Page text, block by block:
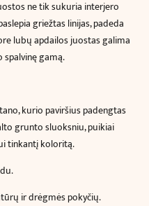
ne tik sukuria interjero
griežtas linijas, padeda
lubų apdailos juostas galima
gamą.
kurio paviršius padengtas
grunto sluoksniu, puikiai
tinkantį koloritą.
ir drėgmės pokyčių.